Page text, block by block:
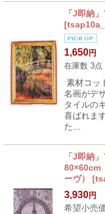
「J即納
[
1,650円
在庫数 3点
素材コッ
名画がデ
タイルの
喜ばれま
た…
「J即納
80×60cm
ーヴ）
[
3,930円
希望小売